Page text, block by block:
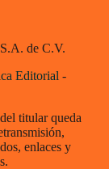
de C.V.
Editorial -
titular queda
enlaces y